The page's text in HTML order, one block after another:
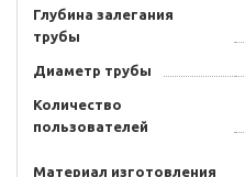
Глубина залегания
трубы
Диаметр трубы
Количество
пользователей
Материал изготовления